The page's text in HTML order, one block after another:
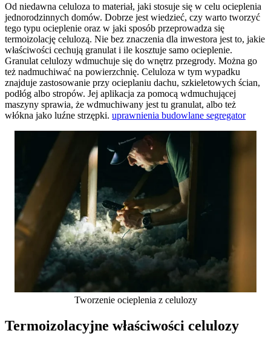
Od niedawna celuloza to materiał, jaki stosuje się w celu ocieplenia
jednorodzinnych domów. Dobrze jest wiedzieć, czy warto tworzyć
tego typu ocieplenie oraz w jaki sposób przeprowadza się
termoizolację celulozą. Nie bez znaczenia dla inwestora jest to, jakie
właściwości cechują granulat i ile kosztuje samo ocieplenie.
Granulat celulozy wdmuchuje się do wnętrz przegrody. Można go
też nadmuchiwać na powierzchnię. Celuloza w tym wypadku
znajduje zastosowanie przy ocieplaniu dachu, szkieletowych ścian,
podłóg albo stropów. Jej aplikacja za pomocą wdmuchującej
maszyny sprawia, że wdmuchiwany jest tu granulat, albo też
włókna jako luźne strzępki. uprawnienia budowlane segregator
Tworzenie ocieplenia z celulozy
Termoizolacyjne właściwości celulozy